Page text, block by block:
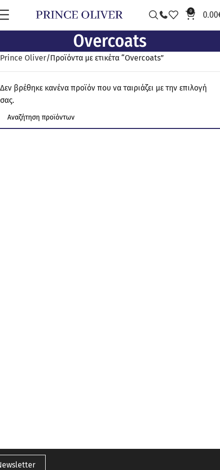
0 0.00
Overcoats
Prince Oliver Προϊόντα με ετικέτα “Overcoats”
Δεν βρέθηκε κανένα προϊόν που να ταιριάζει με την επιλογή
σας.